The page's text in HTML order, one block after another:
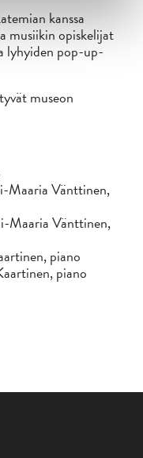
kanssa
musiikin opiskelijat
lyhyiden pop-up-
museon
Maaria Vänttinen,
Maaria Vänttinen,
piano
piano